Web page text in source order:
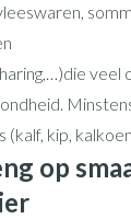
veel
(kalf, kip,
op